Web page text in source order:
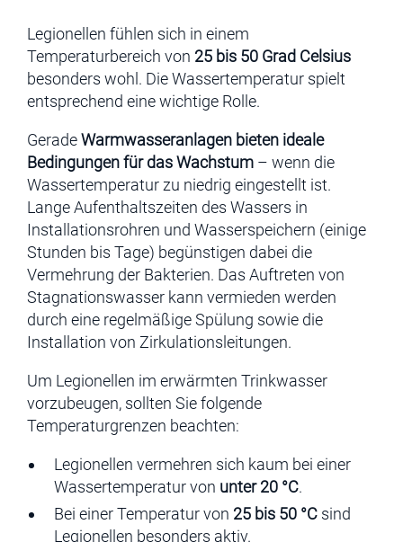
Legionellen fühlen sich in einem
Temperaturbereich von 25 bis 50 Grad Celsius
besonders wohl. Die Wassertemperatur spielt
entsprechend eine wichtige Rolle.
GeradeWarmwasseranlagen bieten ideale
Bedingungen für das Wachstum – wenn die
Wassertemperatur zu niedrig eingestellt ist.
Lange Aufenthaltszeiten des Wassers in
Installationsrohren und Wasserspeichern (einige
Stunden bis Tage) begünstigen dabei die
Vermehrung der Bakterien. Das Auftreten von
Stagnationswasser kann vermieden werden
durch eine regelmäßige Spülung sowie die
Installation von Zirkulationsleitungen.
Um Legionellen im erwärmten Trinkwasser
vorzubeugen, sollten Sie folgende
Temperaturgrenzen beachten:
Legionellen vermehren sich kaum bei einer
Wassertemperatur von unter 20 °C.
Bei einer Temperatur von 25 bis 50 °C sind
Legionellen besonders aktiv.